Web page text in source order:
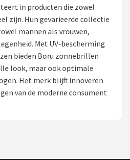
in producten die zowel
zijn. Hun gevarieerde collectie
mannen als vrouwen,
Met UV-bescherming
bieden Boru zonnebrillen
look, maar ook optimale
Het merk blijft innoveren
van de moderne consument